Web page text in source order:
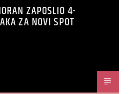
ZAPOSLIO 4-
ZA NOVI SPOT